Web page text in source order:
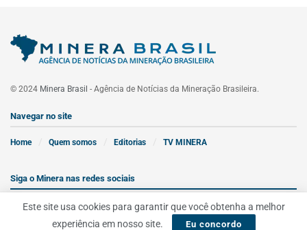
© 2024 Minera Brasil - Agência de Notícias da Mineração Brasileira.
Navegar no site
Home Quem somos Editorias TV MINERA
Siga o Minera nas redes sociais
Este site usa cookies para garantir que você obtenha a melhor
experiência em nosso site.
Eu concordo